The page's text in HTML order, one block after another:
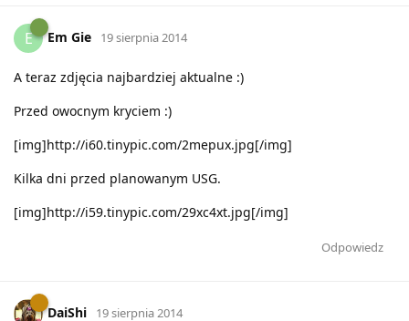
E Em Gie 19 sierpnia 2014
A teraz zdjęcia najbardziej aktualne :)
Przed owocnym kryciem :)
[img]http://i60.tinypic.com/2mepux.jpg[/img]
Kilka dni przed planowanym USG.
[img]http://i59.tinypic.com/29xc4xt.jpg[/img]
Odpowiedz
DaiShi 19 sierpnia 2014